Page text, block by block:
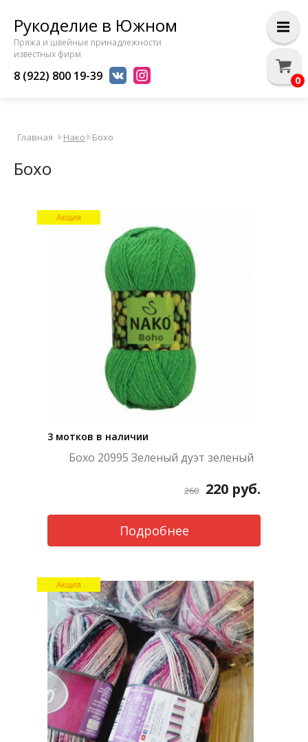
Рукоделие в Южном
Пряжа и швейные принадлежности
известных фирм
8 (922) 800 19-39
Главная Нако Бохо
Бохо
Акция
3 мотков в наличии
Бохо 20995 Зеленый дуэт зеленый
260 220 руб.
Подробнее
Акция
0